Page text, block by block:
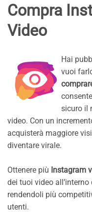
Compra
Video
Hai
vuoi
sicuro il
video. Con un
acquisterà maggiore
diventare virale.
Ottenere più Instagram
dei tuoi video
rendendoli più
utenti.